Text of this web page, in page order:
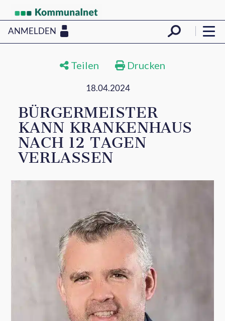
ANMELDEN
Teilen Drucken
18.04.2024
BÜRGERMEISTER
KANN KRANKENHAUS
NACH 12 TAGEN
VERLASSEN